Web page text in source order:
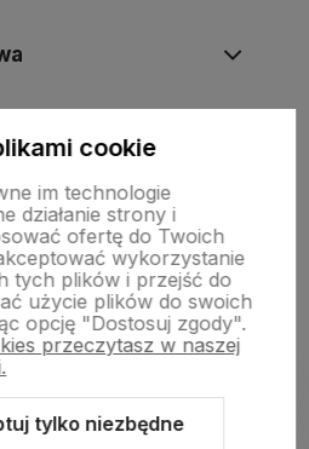
cookie
im technologie
działanie strony i
ofertę do Twoich
wykorzystanie
tych plików i przejść do
użycie plików do swoich
opcję "Dostosuj zgody".
przeczytasz w naszej
tylko niezbędne